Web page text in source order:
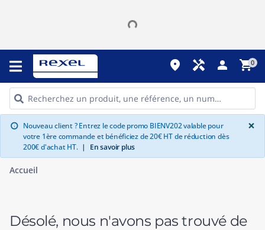
place handyman person shopping_cart0
info Nouveau client ? Entrez le code promo BIENV202 valable pour
votre 1ère commande et bénéficiez de 20€ HT de réduction dès
200€ d'achat HT. | En savoir plus
×
Accueil
Désolé, nous n'avons pas trouvé de